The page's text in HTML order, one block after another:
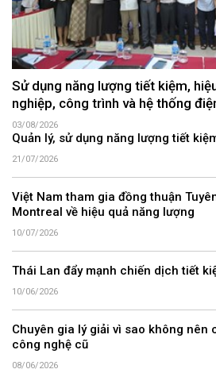
Sử dụng năng lượng tiết kiệm,
nghiệp, công trình và hệ thống
03/08/2026
Quản lý, sử dụng năng lượng tiết
21/07/2026
Việt Nam tham gia đồng thuận
Montreal về hiệu quả năng lượng
10/07/2026
Thái Lan đẩy mạnh chiến dịch tiết
10/06/2026
Chuyên gia lý giải vì sao không nên
công nghệ cũ
08/06/2026